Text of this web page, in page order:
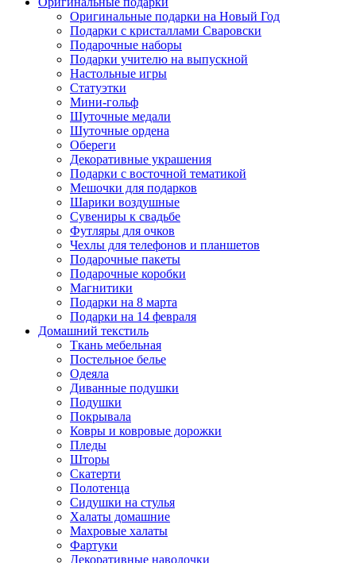
Оригинальные подарки на Новый Год
Подарки с кристаллами Сваровски
Подарочные наборы
Подарки учителю на выпускной
Настольные игры
Статуэтки
Мини-гольф
Шуточные медали
Шуточные ордена
Обереги
Декоративные украшения
Подарки с восточной тематикой
Мешочки для подарков
Шарики воздушные
Сувениры к свадьбе
Футляры для очков
Чехлы для телефонов и планшетов
Подарочные пакеты
Подарочные коробки
Магнитики
Подарки на 8 марта
Подарки на 14 февраля
Домашний текстиль
Ткань мебельная
Постельное белье
Одеяла
Диванные подушки
Подушки
Покрывала
Ковры и ковровые дорожки
Пледы
Шторы
Скатерти
Полотенца
Сидушки на стулья
Халаты домашние
Махровые халаты
Фартуки
Декоративные наволочки